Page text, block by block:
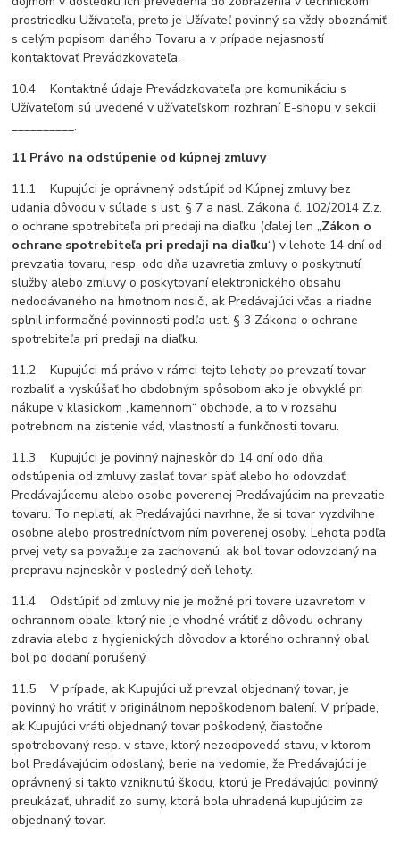
prostriedku Užívateľa, preto je Užívateľ povinný sa vždy oboznámiť
s celým popisom daného Tovaru a v prípade nejasností
kontaktovať Prevádzkovateľa.
10.4 Kontaktné údaje Prevádzkovateľa pre komunikáciu s
Užívateľom sú uvedené v užívateľskom rozhraní E-shopu v sekcii
__________.
11 Právo na odstúpenie od kúpnej zmluvy
11.1 Kupujúci je oprávnený odstúpiť od Kúpnej zmluvy bez
udania dôvodu v súlade s ust. § 7 a nasl. Zákona č. 102/2014 Z.z.
o ochrane spotrebiteľa pri predaji na diaľku (ďalej len „Zákon o
ochrane spotrebiteľa pri predaji na diaľku“) v lehote 14 dní od
prevzatia tovaru, resp. odo dňa uzavretia zmluvy o poskytnutí
služby alebo zmluvy o poskytovaní elektronického obsahu
nedodávaného na hmotnom nosiči, ak Predávajúci včas a riadne
splnil informačné povinnosti podľa ust. § 3 Zákona o ochrane
spotrebiteľa pri predaji na diaľku.
11.2 Kupujúci má právo v rámci tejto lehoty po prevzatí tovar
rozbaliť a vyskúšať ho obdobným spôsobom ako je obvyklé pri
nákupe v klasickom „kamennom“ obchode, a to v rozsahu
potrebnom na zistenie vád, vlastností a funkčnosti tovaru.
11.3 Kupujúci je povinný najneskôr do 14 dní odo dňa
odstúpenia od zmluvy zaslať tovar späť alebo ho odovzdať
Predávajúcemu alebo osobe poverenej Predávajúcim na prevzatie
tovaru. To neplatí, ak Predávajúci navrhne, že si tovar vyzdvihne
osobne alebo prostredníctvom ním poverenej osoby. Lehota podľa
prvej vety sa považuje za zachovanú, ak bol tovar odovzdaný na
prepravu najneskôr v posledný deň lehoty.
11.4 Odstúpiť od zmluvy nie je možné pri tovare uzavretom v
ochrannom obale, ktorý nie je vhodné vrátiť z dôvodu ochrany
zdravia alebo z hygienických dôvodov a ktorého ochranný obal
bol po dodaní porušený.
11.5 V prípade, ak Kupujúci už prevzal objednaný tovar, je
povinný ho vrátiť v originálnom nepoškodenom balení. V prípade,
ak Kupujúci vráti objednaný tovar poškodený, čiastočne
spotrebovaný resp. v stave, ktorý nezodpovedá stavu, v ktorom
bol Predávajúcim odoslaný, berie na vedomie, že Predávajúci je
oprávnený si takto vzniknutú škodu, ktorú je Predávajúci povinný
preukázať, uhradiť zo sumy, ktorá bola uhradená kupujúcim za
objednaný tovar.